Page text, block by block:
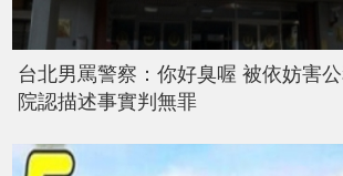
台北男罵警察：你好臭喔 被依妨害
院認描述事實判無罪